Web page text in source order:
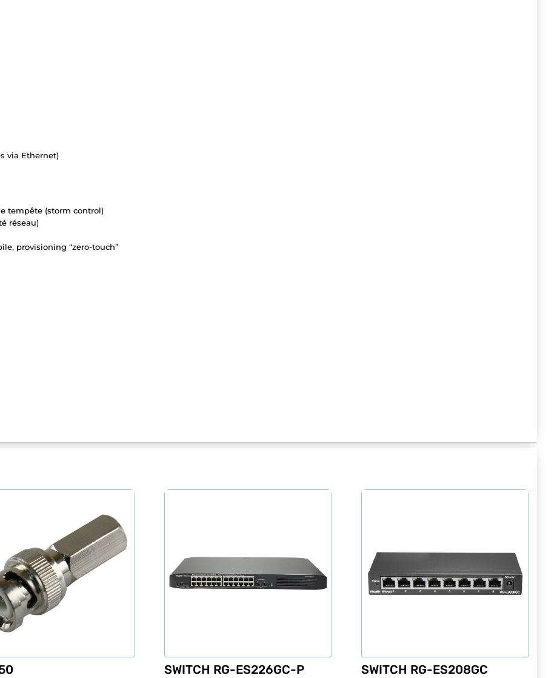
via Ethernet)
tempête (storm control)
réseau)
provisioning “zero-touch”
SWITCH RG-ES226GC-P SWITCH RG-ES208GC